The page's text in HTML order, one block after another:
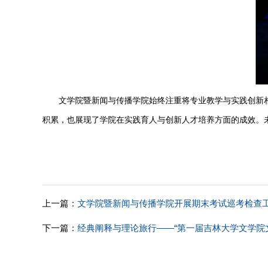
文学院暨新闻与传播学院始终注重将专业教学与实践创新
积累，也展现了学院在实践育人与创新人才培养方面的成效
上一篇： 文学院暨新闻与传播学院开展期末考试巡考检查
下一篇： 经典阐释与理论旅行——“第一届吉林大学文学院